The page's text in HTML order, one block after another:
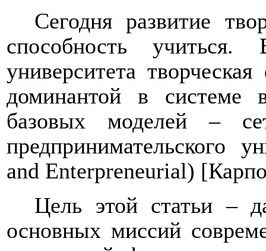
Сегодня развитие
способность
университета
доминантой в системе
базовых моделей ‒
предпринимательского
and Enterpreneurial)
Цель этой статьи ‒
основных миссий